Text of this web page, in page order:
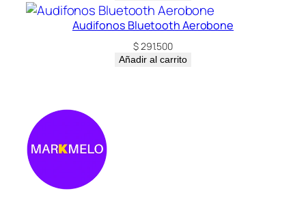
Audifonos Bluetooth Aerobone
$291.500
Añadir al carrito